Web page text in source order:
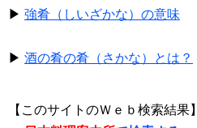
▶ 強肴（しいざかな）の意味
▶ 酒の肴の肴（さかな）とは？
【このサイトのＷｅｂ検索結果】